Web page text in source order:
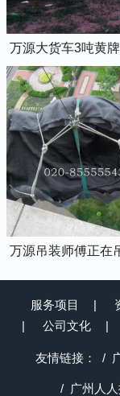
服务项目
公司文化
友情链接：
广州人